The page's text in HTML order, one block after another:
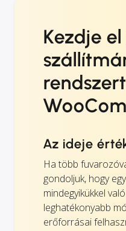
Kezdje
Az ideje
Ha több
gondoljuk, hogy
mindegyikükkel
leghatékonyabb
erőforrásai